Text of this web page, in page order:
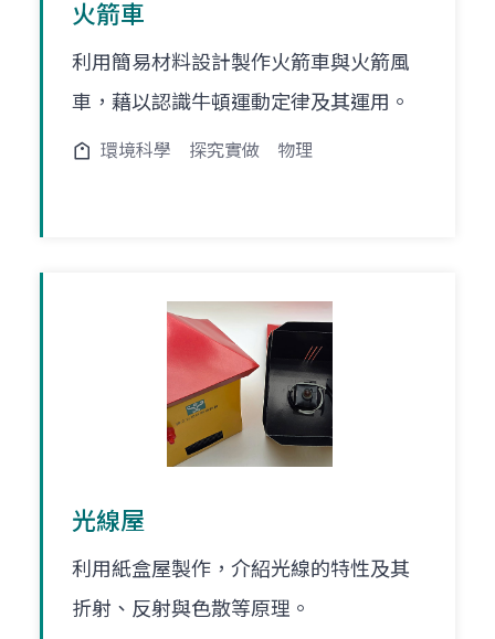
火箭車
利用簡易材料設計製作火箭車與火箭風
車，藉以認識牛頓運動定律及其運用。
環境科學 探究實做 物理
光線屋
利用紙盒屋製作，介紹光線的特性及其
折射、反射與色散等原理。